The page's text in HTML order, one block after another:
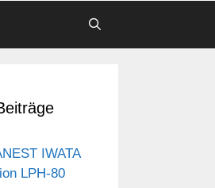
IWATA
LPH-80